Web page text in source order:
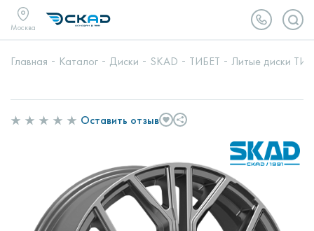
Москва
Главная Каталог Диски SKAD ТИБЕТ Литые диски
Оставить отзыв